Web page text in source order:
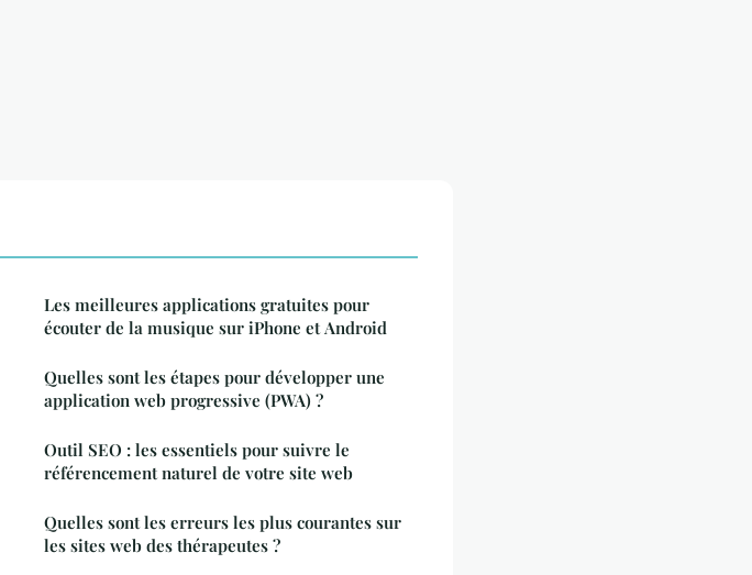
Les meilleures applications gratuites pour
écouter de la musique sur iPhone et Android
Quelles sont les étapes pour développer une
application web progressive (PWA) ?
Outil SEO : les essentiels pour suivre le
référencement naturel de votre site web
Quelles sont les erreurs les plus courantes sur
les sites web des thérapeutes ?